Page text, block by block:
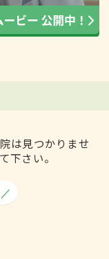
は見つかりませ
下さい。